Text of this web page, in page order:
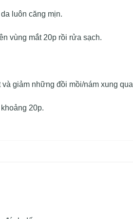
luôn căng mịn.
vùng mắt 20p rồi rửa sạch.
giảm những đồi mồi/nám xung
20p.